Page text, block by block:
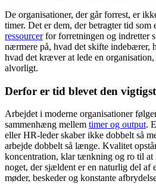
De organisationer, der går forrest, er
timer. Det er dem, der betragter tid som
ressourcerfor forretningen og indretter
nærmere på, hvad det skifte indebærer,
hvad det kræver at lede en
alvorligt.
Derfor er tid blevet den
Arbejdet i moderne organisationer
sammenhæng mellem timer og output.
eller HR-leder skaber ikke dobbelt så
arbejde dobbelt så længe. Kvalitet
koncentration, klar tænkning og ro til at
noget, der sjældent er en naturlig del af
møder, beskeder og konstante